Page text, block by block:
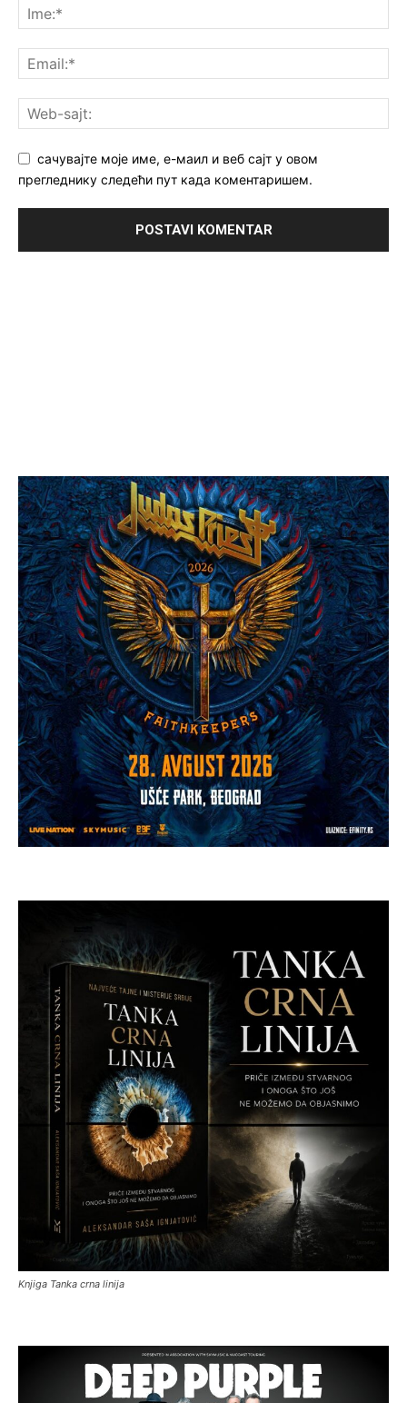
сачувајте моје име, е-маил и веб сајт у овом
прегледнику следећи пут када коментаришем.
Knjiga Tanka crna linija